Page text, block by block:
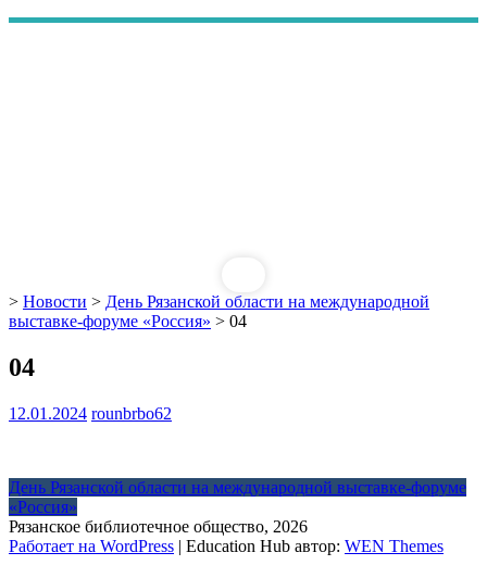
> Новости > День Рязанской области на международной
выставке-форуме «Россия» > 04
04
12.01.2024 rounbrbo62
Навигация
по
записям
День Рязанской области на международной выставке-форуме
«Россия»
Рязанское библиотечное общество, 2026
Работает на WordPress | Education Hub автор: WEN Themes